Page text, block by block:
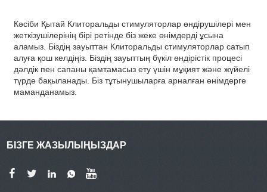
Кәсіби Қытай Клиторальды стимуляторлар өндірушілері мен
жеткізушілерінің бірі ретінде біз жеке өнімдерді ұсына
аламыз. Біздің зауыттан Клиторальды стимуляторлар сатып
алуға қош келдіңіз. Біздің зауыттың бүкіл өндірістік процесі
дәлдік пен сапаны қамтамасыз ету үшін мұқият және жүйелі
түрде бақыланады. Біз тұтынушыларға арналған өнімдерге
маманданамыз.
БІЗГЕ ЖАЗЫЛЫҢЫЗДАР